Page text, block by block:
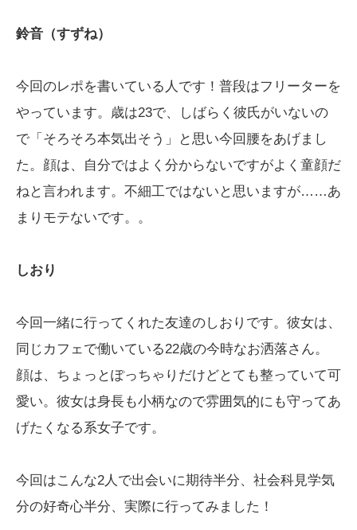
鈴音（すずね）
今回のレポを書いている人です！普段はフリーターを
やっています。歳は23で、しばらく彼氏がいないの
で「そろそろ本気出そう」と思い今回腰をあげまし
た。顔は、自分ではよく分からないですがよく童顔だ
ねと言われます。不細工ではないと思いますが……あ
まりモテないです。。
しおり
今回一緒に行ってくれた友達のしおりです。彼女は、
同じカフェで働いている22歳の今時なお洒落さん。
顔は、ちょっとぽっちゃりだけどとても整っていて可
愛い。彼女は身長も小柄なので雰囲気的にも守ってあ
げたくなる系女子です。
今回はこんな2人で出会いに期待半分、社会科見学気
分の好奇心半分、実際に行ってみました！